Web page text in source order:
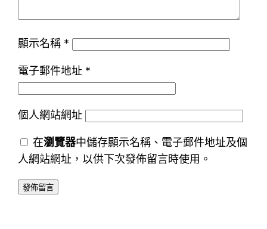
顯示名稱 *
電子郵件地址 *
個人網站網址
在瀏覽器中儲存顯示名稱、電子郵件地址及個
人網站網址，以供下次發佈留言時使用。